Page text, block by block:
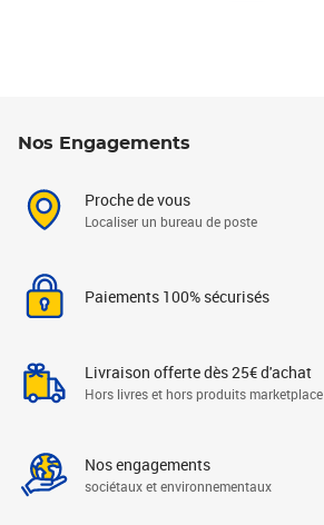
Nos Engagements
Proche de vous
Localiser un bureau de poste
Paiements 100% sécurisés
Livraison offerte dès 25€ d'achat
Hors livres et hors produits marketplace
Nos engagements
sociétaux et environnementaux